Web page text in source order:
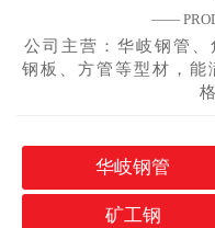
——
公司主营：华岐钢管、
钢板、方管等型材，能
华岐钢管
矿工钢